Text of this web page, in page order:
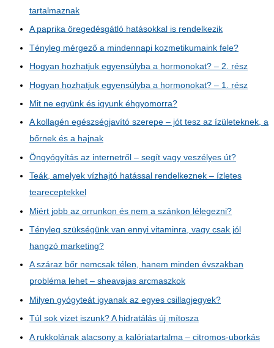
tartalmaznak
A paprika öregedésgátló hatásokkal is rendelkezik
Tényleg mérgező a mindennapi kozmetikumaink fele?
Hogyan hozhatjuk egyensúlyba a hormonokat? – 2. rész
Hogyan hozhatjuk egyensúlyba a hormonokat? – 1. rész
Mit ne együnk és igyunk éhgyomorra?
A kollagén egészségjavító szerepe – jót tesz az ízületeknek, a
bőrnek és a hajnak
Öngyógyítás az internetről – segít vagy veszélyes út?
Teák, amelyek vízhajtó hatással rendelkeznek – ízletes
teareceptekkel
Miért jobb az orrunkon és nem a szánkon lélegezni?
Tényleg szükségünk van ennyi vitaminra, vagy csak jól
hangzó marketing?
A száraz bőr nemcsak télen, hanem minden évszakban
probléma lehet – sheavajas arcmaszkok
Milyen gyógyteát igyanak az egyes csillagjegyek?
Túl sok vizet iszunk? A hidratálás új mítosza
A rukkolának alacsony a kalóriatartalma – citromos-uborkás